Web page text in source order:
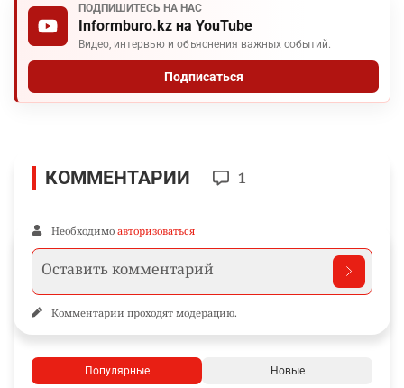
ПОДПИШИТЕСЬ НА НАС
Informburo.kz на YouTube
Видео, интервью и объяснения важных событий.
Подписаться
КОММЕНТАРИИ 1
Необходимо авторизоваться
Комментарии проходят модерацию.
Популярные Новые